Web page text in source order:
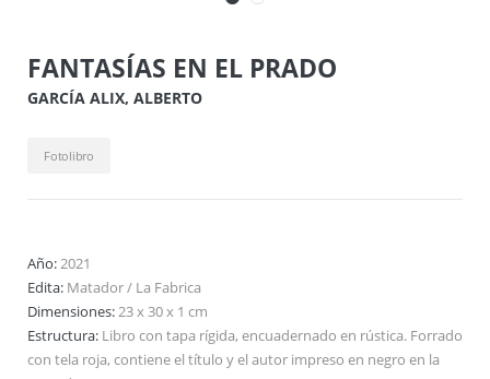
FANTASÍAS EN EL PRADO
GARCÍA ALIX, ALBERTO
Fotolibro
Año:2021
Edita: Matador / La Fabrica
Dimensiones:23 x 30 x 1 cm
Estructura: Libro con tapa rígida, encuadernado en rústica. Forrado
con tela roja, contiene el título y el autor impreso en negro en la